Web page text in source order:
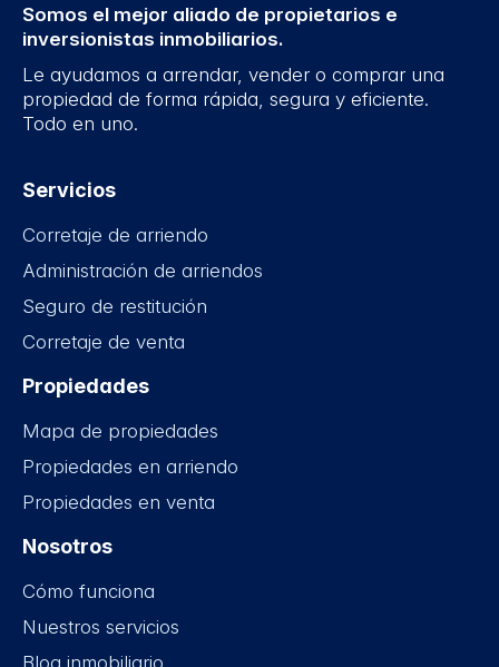
Somos el mejor aliado de propietarios e
inversionistas inmobiliarios.
Le ayudamos a arrendar, vender o comprar una
propiedad de forma rápida, segura y eficiente.
Todo en uno.
Servicios
Corretaje de arriendo
Administración de arriendos
Seguro de restitución
Corretaje de venta
Propiedades
Mapa de propiedades
Propiedades en arriendo
Propiedades en venta
Nosotros
Cómo funciona
Nuestros servicios